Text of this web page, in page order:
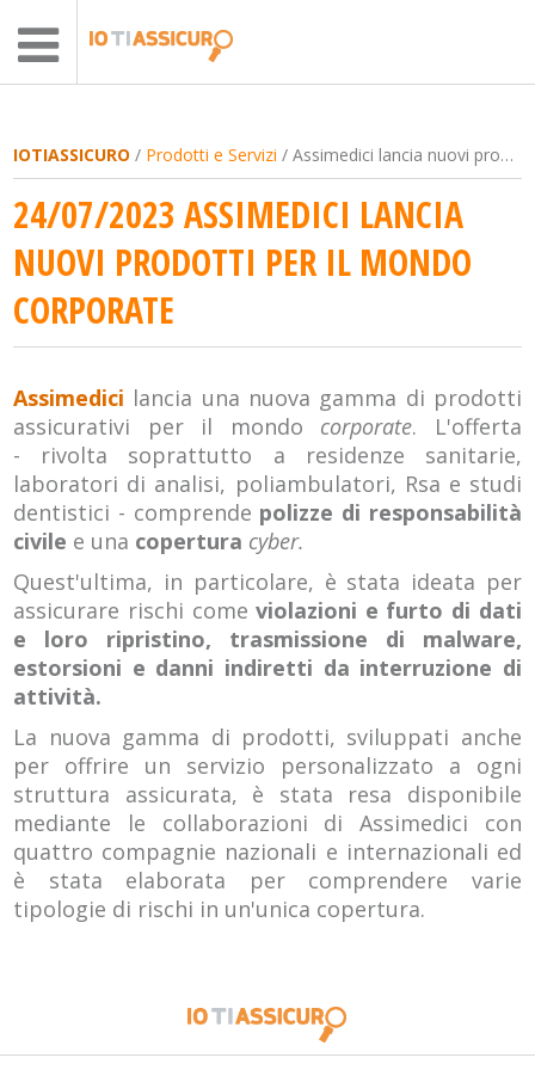
IOTIASSICURO / Prodotti e Servizi / Assimedici lancia nuovi prodotti per il mondo corporate
24/07/2023 ASSIMEDICI LANCIA
NUOVI PRODOTTI PER IL MONDO
CORPORATE
Assimedici lancia una nuova gamma di prodotti
assicurativi per il mondo corporate. L'offerta
- rivolta soprattutto a residenze sanitarie,
laboratori di analisi, poliambulatori, Rsa e studi
dentistici - comprende polizze di responsabilità
civile e una copertura cyber.
Quest'ultima, in particolare, è stata ideata per
assicurare rischi comeviolazioni e furto di dati
e loro ripristino, trasmissione di malware,
estorsioni e danni indiretti da interruzione di
attività.
La nuova gamma di prodotti, sviluppati anche
per offrire un servizio personalizzato a ogni
struttura assicurata, è stata resa disponibile
mediante le collaborazioni di Assimedici con
quattro compagnie nazionali e internazionali ed
è stata elaborata per comprendere varie
tipologie di rischi in un'unica copertura.